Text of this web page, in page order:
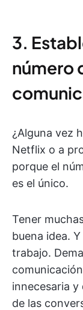
3.
número
¿Alguna vez
Netflix o a
porque el
es el único.
Tener
buena idea.
trabajo.
innecesaria
de las